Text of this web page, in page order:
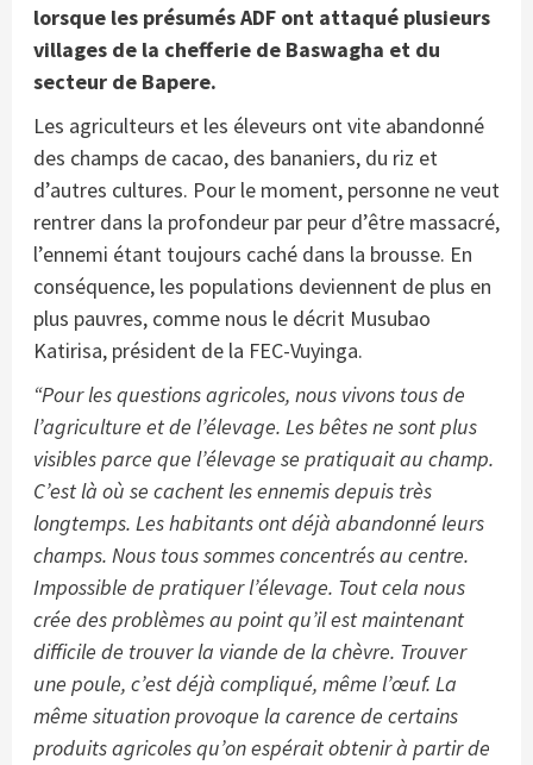
lorsque les présumés ADF ont attaqué plusieurs
villages de la chefferie de Baswagha et du
secteur de Bapere.
Les agriculteurs et les éleveurs ont vite abandonné
des champs de cacao, des bananiers, du riz et
d’autres cultures. Pour le moment, personne ne veut
rentrer dans la profondeur par peur d’être massacré,
l’ennemi étant toujours caché dans la brousse. En
conséquence, les populations deviennent de plus en
plus pauvres, comme nous le décrit Musubao
Katirisa, président de la FEC-Vuyinga.
“Pour les questions agricoles, nous vivons tous de
l’agriculture et de l’élevage. Les bêtes ne sont plus
visibles parce que l’élevage se pratiquait au champ.
C’est là où se cachent les ennemis depuis très
longtemps. Les habitants ont déjà abandonné leurs
champs. Nous tous sommes concentrés au centre.
Impossible de pratiquer l’élevage. Tout cela nous
crée des problèmes au point qu’il est maintenant
difficile de trouver la viande de la chèvre. Trouver
une poule, c’est déjà compliqué, même l’œuf. La
même situation provoque la carence de certains
produits agricoles qu’on espérait obtenir à partir de